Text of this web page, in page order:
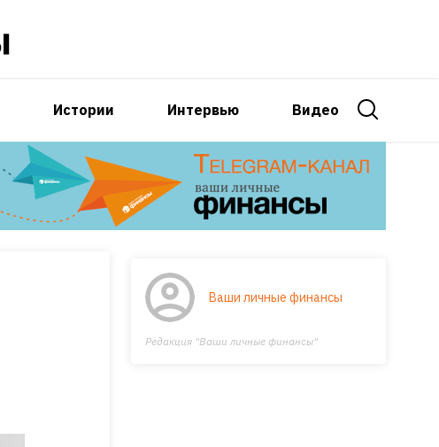
Истории Интервью Видео
Ваши личные финансы
Редакция "Ваши личные финансы"